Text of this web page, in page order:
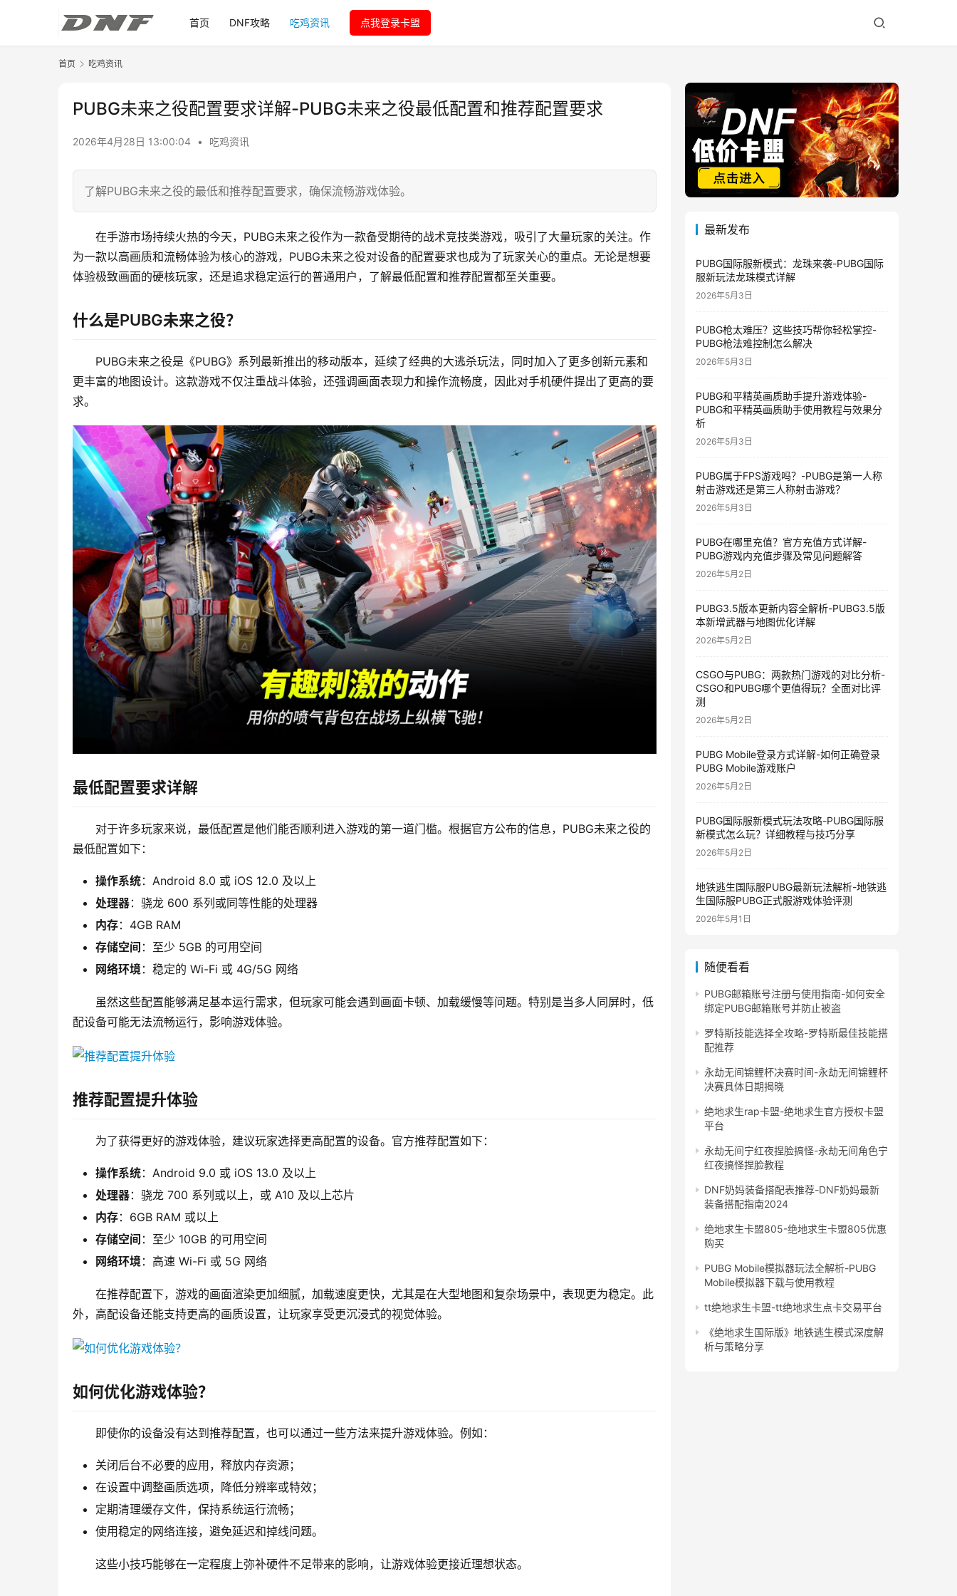
首页 DNF攻略 吃鸡资讯 点我登录卡盟
首页 吃鸡资讯
PUBG未来之役配置要求详解-PUBG未来之役最低配置和推荐配置要求
2026年4月28日 13:00:04 • 吃鸡资讯
了解PUBG未来之役的最低和推荐配置要求，确保流畅游戏体验。
在手游市场持续火热的今天，PUBG未来之役作为一款备受期待的战术竞技类游戏，吸引了大量玩家的关注。作
为一款以高画质和流畅体验为核心的游戏，PUBG未来之役对设备的配置要求也成为了玩家关心的重点。无论是想要
体验极致画面的硬核玩家，还是追求稳定运行的普通用户，了解最低配置和推荐配置都至关重要。
什么是PUBG未来之役？
PUBG未来之役是《PUBG》系列最新推出的移动版本，延续了经典的大逃杀玩法，同时加入了更多创新元素和
更丰富的地图设计。这款游戏不仅注重战斗体验，还强调画面表现力和操作流畅度，因此对手机硬件提出了更高的要
求。
最低配置要求详解
对于许多玩家来说，最低配置是他们能否顺利进入游戏的第一道门槛。根据官方公布的信息，PUBG未来之役的
最低配置如下：
操作系统：Android 8.0 或 iOS 12.0 及以上
处理器：骁龙 600 系列或同等性能的处理器
内存：4GB RAM
存储空间 ：至少 5GB 的可用空间
网络环境：稳定的 Wi-Fi 或 4G/5G 网络
虽然这些配置能够满足基本运行需求，但玩家可能会遇到画面卡顿、加载缓慢等问题。特别是当多人同屏时，低
配设备可能无法流畅运行，影响游戏体验。
推荐配置提升体验
为了获得更好的游戏体验，建议玩家选择更高配置的设备。官方推荐配置如下：
操作系统：Android 9.0 或 iOS 13.0 及以上
处理器：骁龙 700 系列或以上，或 A10 及以上芯片
内存：6GB RAM 或以上
存储空间 ：至少 10GB 的可用空间
网络环境：高速 Wi-Fi 或 5G 网络
在推荐配置下，游戏的画面渲染更加细腻，加载速度更快，尤其是在大型地图和复杂场景中，表现更为稳定。此
外，高配设备还能支持更高的画质设置，让玩家享受更沉浸式的视觉体验。
如何优化游戏体验？
即使你的设备没有达到推荐配置，也可以通过一些方法来提升游戏体验。例如：
关闭后台不必要的应用，释放内存资源；
在设置中调整画质选项，降低分辨率或特效；
定期清理缓存文件，保持系统运行流畅；
使用稳定的网络连接，避免延迟和掉线问题。
这些小技巧能够在一定程度上弥补硬件不足带来的影响，让游戏体验更接近理想状态。
最新发布
PUBG国际服新模式：龙珠来袭-PUBG国际
服新玩法龙珠模式详解
2026年5月3日
PUBG枪太难压？这些技巧帮你轻松掌控-
PUBG枪法难控制怎么解决
2026年5月3日
PUBG和平精英画质助手提升游戏体验-
PUBG和平精英画质助手使用教程与效果分
析
2026年5月3日
PUBG属于FPS游戏吗？-PUBG是第一人称
射击游戏还是第三人称射击游戏？
2026年5月3日
PUBG在哪里充值？官方充值方式详解-
PUBG游戏内充值步骤及常见问题解答
2026年5月2日
PUBG3.5版本更新内容全解析-PUBG3.5版
本新增武器与地图优化详解
2026年5月2日
CSGO与PUBG：两款热门游戏的对比分析-
CSGO和PUBG哪个更值得玩？全面对比评
测
2026年5月2日
PUBG Mobile登录方式详解-如何正确登录
PUBG Mobile游戏账户
2026年5月2日
PUBG国际服新模式玩法攻略-PUBG国际服
新模式怎么玩？详细教程与技巧分享
2026年5月2日
地铁逃生国际服PUBG最新玩法解析-地铁逃
生国际服PUBG正式服游戏体验评测
2026年5月1日
随便看看
PUBG邮箱账号注册与使用指南-如何安全
绑定PUBG邮箱账号并防止被盗
罗特斯技能选择全攻略-罗特斯最佳技能搭
配推荐
永劫无间锦鲤杯决赛时间-永劫无间锦鲤杯
决赛具体日期揭晓
绝地求生rap卡盟-绝地求生官方授权卡盟
平台
永劫无间宁红夜捏脸搞怪-永劫无间角色宁
红夜搞怪捏脸教程
DNF奶妈装备搭配表推荐-DNF奶妈最新
装备搭配指南2024
绝地求生卡盟805-绝地求生卡盟805优惠
购买
PUBG Mobile模拟器玩法全解析-PUBG
Mobile模拟器下载与使用教程
tt绝地求生卡盟-tt绝地求生点卡交易平台
《绝地求生国际版》地铁逃生模式深度解
析与策略分享